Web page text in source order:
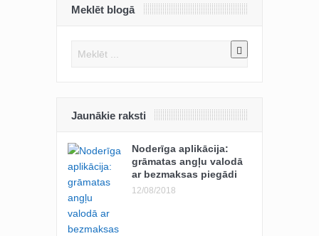
Meklēt blogā
Jaunākie raksti
Noderīga aplikācija:
grāmatas angļu valodā
ar bezmaksas piegādi
12/08/2018